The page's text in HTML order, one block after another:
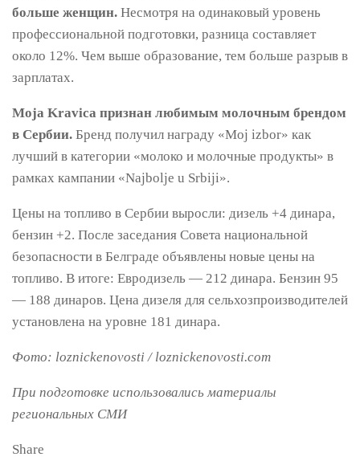
больше женщин. Несмотря на одинаковый уровень
профессиональной подготовки, разница составляет
около 12%. Чем выше образование, тем больше разрыв в
зарплатах.
Moja Kravica признан любимым молочным брендом
в Сербии. Бренд получил награду «Moj izbor» как
лучший в категории «молоко и молочные продукты» в
рамках кампании «Najbolje u Srbiji».
Цены на топливо в Сербии выросли: дизель +4 динара,
бензин +2. После заседания Совета национальной
безопасности в Белграде объявлены новые цены на
топливо. В итоге: Евродизель — 212 динара. Бензин 95
— 188 динаров. Цена дизеля для сельхозпроизводителей
установлена на уровне 181 динара.
Фото: loznickenovosti / loznickenovosti.com
При подготовке использовались материалы
региональных СМИ
Share